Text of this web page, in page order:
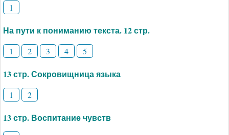
1
На пути к пониманию текста. 12 стр.
1 2 3 4 5
13 стр. Сокровищница языка
1 2
13 стр. Воспитание чувств